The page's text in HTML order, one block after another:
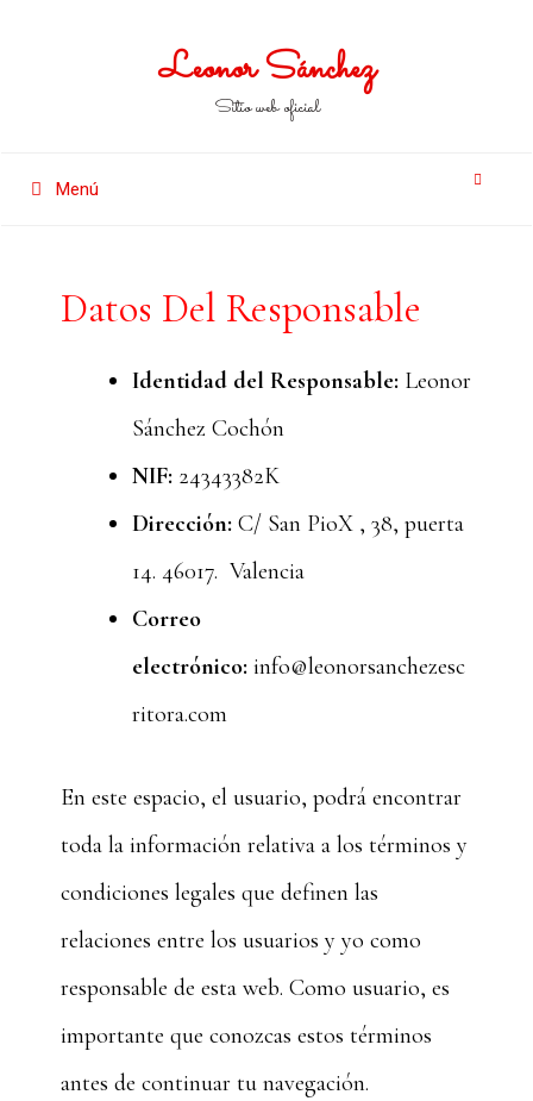
Leonor Sánchez
Sitio web oficial
Menú
Datos Del Responsable
Identidad del Responsable: Leonor
Sánchez Cochón
NIF: 24343382K
Dirección: C/ San PioX , 38, puerta
14. 46017. Valencia
Correo
electrónico: info@leonorsanchezesc
ritora.com
En este espacio, el usuario, podrá encontrar
toda la información relativa a los términos y
condiciones legales que definen las
relaciones entre los usuarios y yo como
responsable de esta web. Como usuario, es
importante que conozcas estos términos
antes de continuar tu navegación.